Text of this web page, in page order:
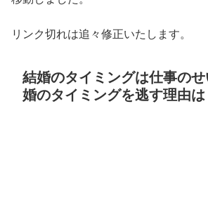
リンク切れは追々修正いたします。
結婚のタイミングは仕事の
婚のタイミングを逃す理由は